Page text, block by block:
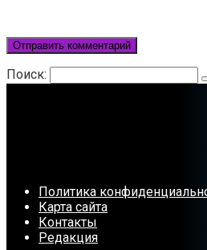
Поиск:
Политика
Карта сайта
Контакты
Редакция